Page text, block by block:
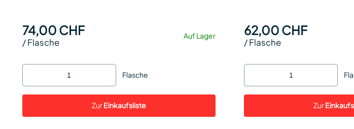
Auf Lager
74,00 CHF
/Flasche
Flasche
ZurEinkaufsliste
62,00 CHF
/Flasche
Zur